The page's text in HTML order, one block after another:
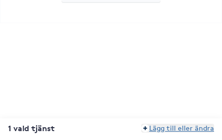
1 vald tjänst Lägg till eller ändra